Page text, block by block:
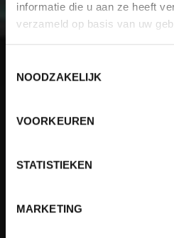
informatie die u aan ze heeft
verzameld op basis van uw
NOODZAKELIJK
VOORKEUREN
STATISTIEKEN
MARKETING